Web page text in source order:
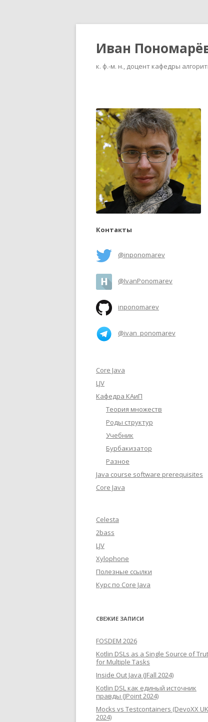
Иван
к. ф.-м. н., доцент кафедры
Контакты
@inponomarev
@IvanPonomarev
inponomarev
@ivan_ponomarev
Core Java
LJV
Кафедра КАиП
Теория множеств
Роды структур
Учебник
Бурбакизатор
Разное
Java course software prerequisites
Core Java
Celesta
2bass
LJV
Xylophone
Полезные ссылки
Курс по Core Java
СВЕЖИЕ ЗАПИСИ
FOSDEM 2026
Kotlin DSLs as a Single Source of
for Multiple Tasks
Inside Out Java (JFall 2024)
Kotlin DSL как единый источник
правды (JPoint 2024)
Mocks vs Testcontainers (DevoXX UK
2024)